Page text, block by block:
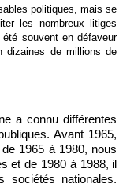
politiques, mais se
les nombreux litiges
souvent en défaveur
dizaines de millions de
a connu différentes
Avant 1965,
1965 à 1980, nous
et de 1980 à 1988, il
nationales.